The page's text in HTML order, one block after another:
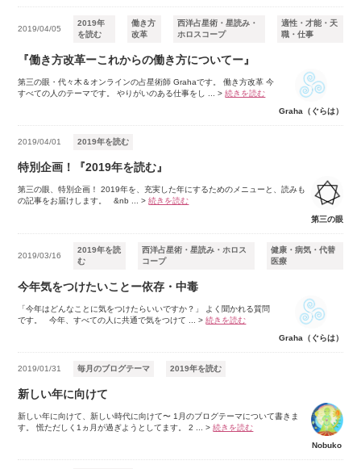
2019/04/05
2019年
を読む
働き方
改革
西洋占星術・星読み・
ホロスコープ
適性・才能・天
職・仕事
『働き方改革ーこれからの働き方についてー』
第三の眼・代々木＆オンラインの占星術師 Grahaです。 働き方改革 今
すべての人のテーマです。 やりがいのある仕事をし ...> 続きを読む
Graha（ぐらは）
2019/04/01 2019年を読む
特別企画！『2019年を読む』
第三の眼、特別企画！ 2019年を、充実した年にするためのメニューと、読みも
の記事をお届けします。 &nb ...> 続きを読む
第三の眼
2019/03/16
2019年を読
む
西洋占星術・星読み・ホロス
コープ
健康・病気・代替
医療
今年気をつけたいことー依存・中毒
「今年はどんなことに気をつけたらいいですか？」 よく聞かれる質問
です。 今年、すべての人に共通で気をつけて ...> 続きを読む
Graha（ぐらは）
2019/01/31 毎月のブログテーマ 2019年を読む
新しい年に向けて
新しい年に向けて、新しい時代に向けて〜 1月のブログテーマについて書きま
す。 慌ただしく1ヵ月が過ぎようとしてます。 2 ...> 続きを読む
Nobuko